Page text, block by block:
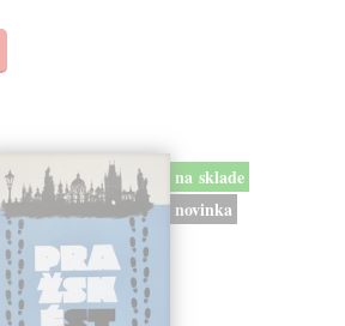
na sklade
novinka